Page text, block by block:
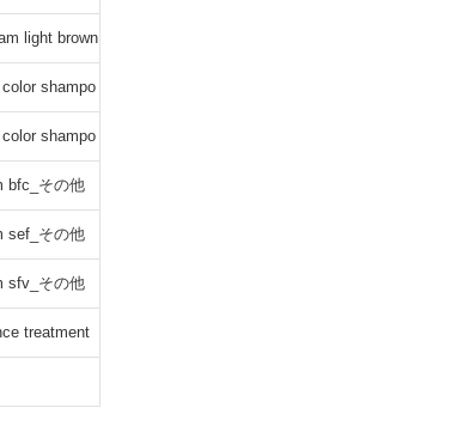
light brown
shampo
shampo
り
bfc_その他
sef_その他
sfv_その他
treatment